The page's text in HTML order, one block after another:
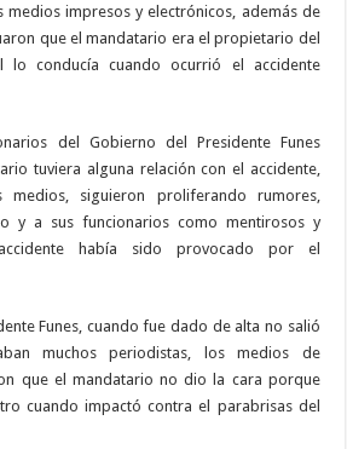
medios impresos y electrónicos, además de
que el mandatario era el propietario del
lo conducía cuando ocurrió el accidente
del Gobierno del Presidente Funes
tuviera alguna relación con el accidente,
siguieron proliferando rumores,
y a sus funcionarios como mentirosos y
había sido provocado por el
Funes, cuando fue dado de alta no salió
muchos periodistas, los medios de
que el mandatario no dio la cara porque
cuando impactó contra el parabrisas del